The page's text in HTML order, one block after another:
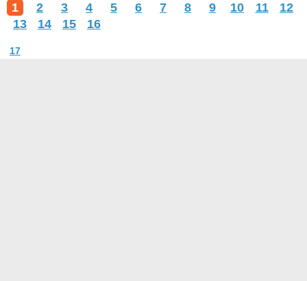
1 2 3 4 5 6 7 8 9 10 11
12
13
14 15 16
17